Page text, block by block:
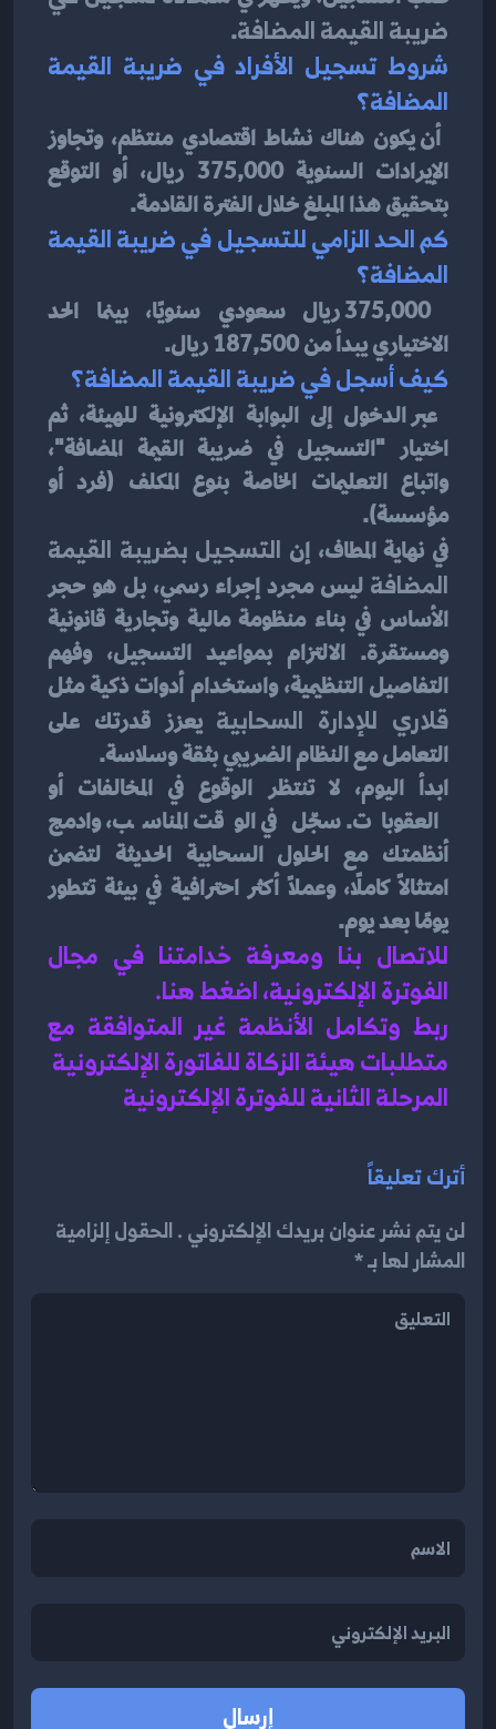
ضريبة القيمة المضافة.
المضافة؟
أن يكون هناك نشاط اقتصادي منتظم، وتجاوز
بتحقيق هذا المبلغ خلال الفترة القادمة.
المضافة؟
الاختياري يبدأ من 187,500 ريال.
كيف أسجل في ضريبة القيمة المضافة؟
مؤسسة).
في نهاية المطاف، إن
المضافة
ليس مجرد إجراء رسمي، بل هو حجر
التفاصيل التنظيمية، واستخدام أدوات ذكية مثل
قلاري للإدارة السحابية
التعامل مع النظام الضريبي بثقة وسلاسة.
امتثالًا كاملًا، وعملاً أكثر احترافية في بيئة تتطور
يومًا بعد يوم.
الفوترة الإلكترونية، اضغط هنا.
متطلبات هيئة الزكاة للفاتورة الإلكترونية
المرحلة الثانية للفوترة الإلكترونية
أترك تعليقاً
لن يتم نشر عنوان بريدك الإلكتروني . الحقول إلزامية
المشار لها بـ *
إرسال